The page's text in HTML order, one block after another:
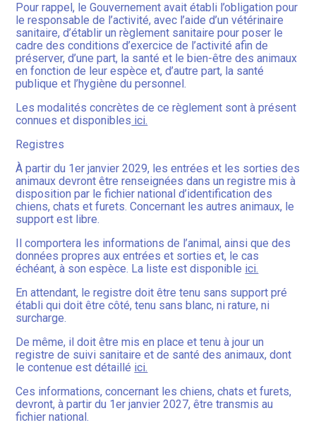
Pour rappel, le Gouvernement avait établi l’obligation pour
le responsable de l’activité, avec l’aide d’un vétérinaire
sanitaire, d’établir un règlement sanitaire pour poser le
cadre des conditions d’exercice de l’activité afin de
préserver, d’une part, la santé et le bien-être des animaux
en fonction de leur espèce et, d’autre part, la santé
publique et l’hygiène du personnel.
Les modalités concrètes de ce règlement sont à présent
connues et disponibles ici.
Registres
À partir du 1er janvier 2029, les entrées et les sorties des
animaux devront être renseignées dans un registre mis à
disposition par le fichier national d’identification des
chiens, chats et furets. Concernant les autres animaux, le
support est libre.
Il comportera les informations de l’animal, ainsi que des
données propres aux entrées et sorties et, le cas
échéant, à son espèce. La liste est disponible ici.
En attendant, le registre doit être tenu sans support pré
établi qui doit être côté, tenu sans blanc, ni rature, ni
surcharge.
De même, il doit être mis en place et tenu à jour un
registre de suivi sanitaire et de santé des animaux, dont
le contenue est détaillé ici.
Ces informations, concernant les chiens, chats et furets,
devront, à partir du 1er janvier 2027, être transmis au
fichier national.